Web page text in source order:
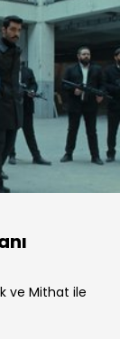
ve Mithat ile